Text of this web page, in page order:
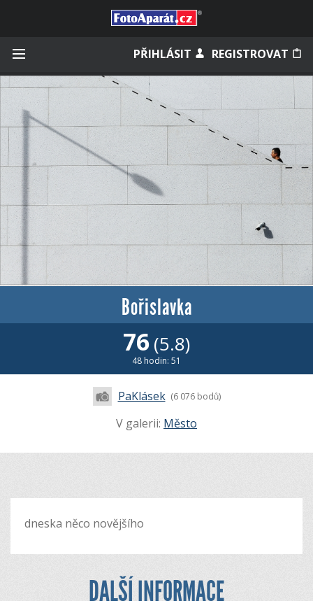
PŘIHLÁSIT REGISTROVAT
Zapamatovat
Zapomněli jste heslo?
Měli jste účet na starém webu?
Bořislavka
76(5.8)
48 hodin: 51
PaKlásek (6 076 bodů)
V galerii: Město
dneska něco novějšího
DALŠÍ INFORMACE